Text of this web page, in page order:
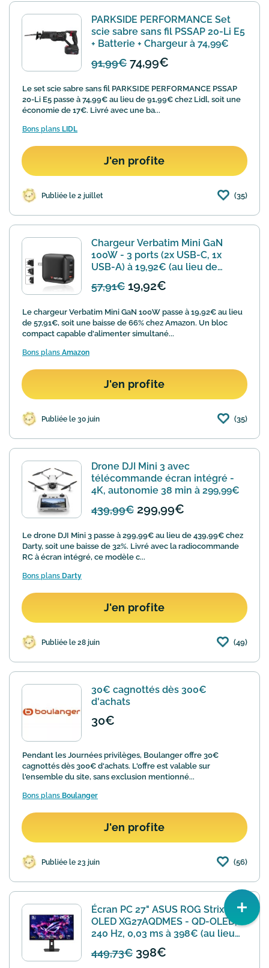
PARKSIDE PERFORMANCE Set
scie sabre sans fil PSSAP 20-Li E5
+ Batterie + Chargeur à 74,99€
91,99€ 74,99€
Le set scie sabre sans fil PARKSIDE PERFORMANCE PSSAP
20-Li E5 passe à 74,99€ au lieu de 91,99€ chez Lidl, soit une
économie de 17€. Livré avec une ba...
Bons plans LIDL
J'en profite
Publiée le 2 juillet (35)
Chargeur Verbatim Mini GaN
100W - 3 ports (2x USB-C, 1x
USB-A) à 19,92€ (au lieu de
57,91€ 19,92€
Le chargeur Verbatim Mini GaN 100W passe à 19,92€ au lieu
de 57,91€, soit une baisse de 66% chez Amazon. Un bloc
compact capable d'alimenter simultané...
Bons plans Amazon
J'en profite
Publiée le 30 juin (35)
Drone DJI Mini 3 avec
télécommande écran intégré -
4K, autonomie 38 min à 299,99€
439,99€ 299,99€
Le drone DJI Mini 3 passe à 299,99€ au lieu de 439,99€ chez
Darty, soit une baisse de 32%. Livré avec la radiocommande
RC à écran intégré, ce modèle c...
Bons plans Darty
J'en profite
Publiée le 28 juin (49)
30€ cagnottés dès 300€
d'achats
30€
Pendant les Journées privilèges, Boulanger offre 30€
cagnottés dès 300€ d'achats. L'offre est valable sur
l'ensemble du site, sans exclusion mentionné...
Bons plans Boulanger
J'en profite
Publiée le 23 juin (56)
Écran PC 27" ASUS ROG Strix
OLED XG27AQDMES - QD-OLED,
240 Hz, 0,03 ms à 398€ (au lieu
449,73€ 398€